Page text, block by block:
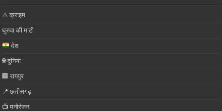
⚠️ क्राइम
घुरुवा की माटी
देश
🌐 दुनिया
🏢 रायपुर
📍 छत्तीसगढ़
📺 मनोरंजन